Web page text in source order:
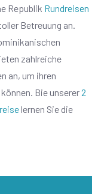
Republik Rundreisen
Betreuung an.
zahlreiche
an, um ihren
Bie unserer2
lernen Sie die